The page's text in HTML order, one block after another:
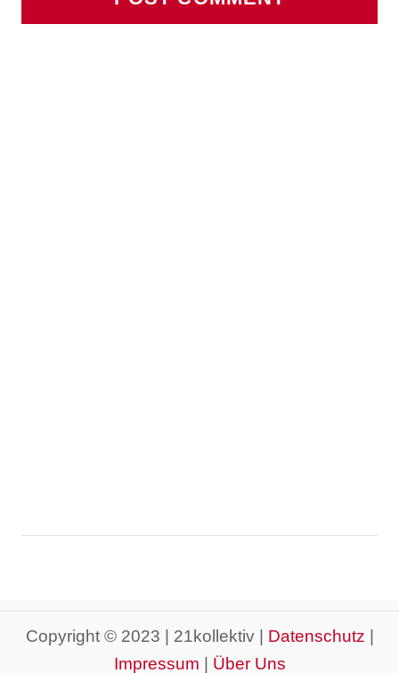
Copyright © 2023 | 21kollektiv | Datenschutz
Impressum
Über Uns